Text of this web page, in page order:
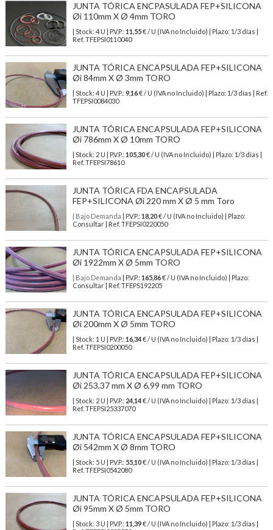
JUNTA TÓRICA ENCPASULADA FEP+SILICONA
Øi 110mm X Ø 4mm TORO
| Stock: 4 U | P.V.P.: 11,55€/ U (IVA no Incluido)
| Plazo: 1/3 días |
Ref. TFEPSI0110040
JUNTA TÓRICA ENCAPSULADA FEP+SILICONA
Øi 84mm X Ø 3mm TORO
| Stock: 4 U | P.V.P.: 9,16€/ U (IVA no Incluido)
| Plazo: 1/3 días | Ref.
TFEPSI0084030
JUNTA TÓRICA ENCAPSULADA FEP+SILICONA
Øi 786mm X Ø 10mm TORO
| Stock: 2 U | P.V.P.: 105,30€/ U (IVA no Incluido)
| Plazo: 1/3 días |
Ref. TFEPSI78610
JUNTA TÓRICA FDA ENCAPSULADA
FEP+SILICONA Øi 220 mm X Ø 5 mm Toro
| Bajo Demanda | P.V.P.: 18,20€ / U (IVA no Incluido) | Plazo:
Consultar | Ref. TFEPSI0220050
JUNTA TÓRICA ENCAPSULADA FEP+SILICONA
Øi 1922mm X Ø 5mm TORO
| Bajo Demanda | P.V.P.: 165,86€ / U (IVA no Incluido) | Plazo:
Consultar | Ref. TFEPS192205
JUNTA TÓRICA ENCAPSULADA FEP+SILICONA
Øi 200mm X Ø 5mm TORO
| Stock: 1 U | P.V.P.: 16,34€/ U (IVA no Incluido)
| Plazo: 1/3 días |
Ref. TFEPSI0200050
JUNTA TÓRICA ENCAPSULADA FEP+SILICONA
Øi 253,37 mm X Ø 6,99 mm TORO
| Stock: 2 U | P.V.P.: 24,14€/ U (IVA no Incluido)
| Plazo: 1/3 días |
Ref. TFEPSI25337070
JUNTA TÓRICA ENCAPSULADA FEP+SILICONA
Øi 542mm X Ø 8mm TORO
| Stock: 5 U | P.V.P.: 55,10€/ U (IVA no Incluido)
| Plazo: 1/3 días |
Ref. TFEPSI0542080
JUNTA TÓRICA ENCAPSULADA FEP+SILICONA
Øi 95mm X Ø 5mm TORO
| Stock: 3 U | P.V.P.: 11,39€/ U (IVA no Incluido)
| Plazo: 1/3 días |